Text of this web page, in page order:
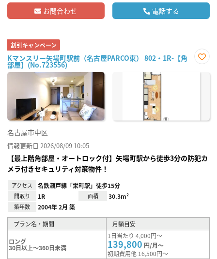
お問合わせ 電話する
割引キャンペーン
Kマンスリー矢場町駅前（名古屋PARCO東） 802・1R-【角
部屋】(No.723556)
に入
名古屋市中区
情報更新日 2026/08/09 10:05
【最上階角部屋・オートロック付】矢場町駅から徒歩3分の防犯カ
メラ付きセキュリティ対策物件！
アクセス 名鉄瀬戸線「栄町駅」徒歩15分
間取り 1R 面積 30.3m²
築年数 2004年 2月 築
プラン名・期間 月額目安
ロング
30日以上～360日未満
1日当たり 4,000円～
139,800 円/月～
初期費用他 16,500円～